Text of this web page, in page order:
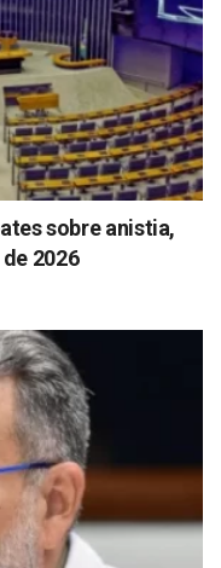
sobre anistia,
2026